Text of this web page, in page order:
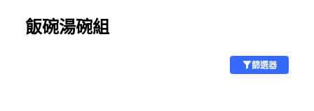
飯碗湯碗組
篩選器